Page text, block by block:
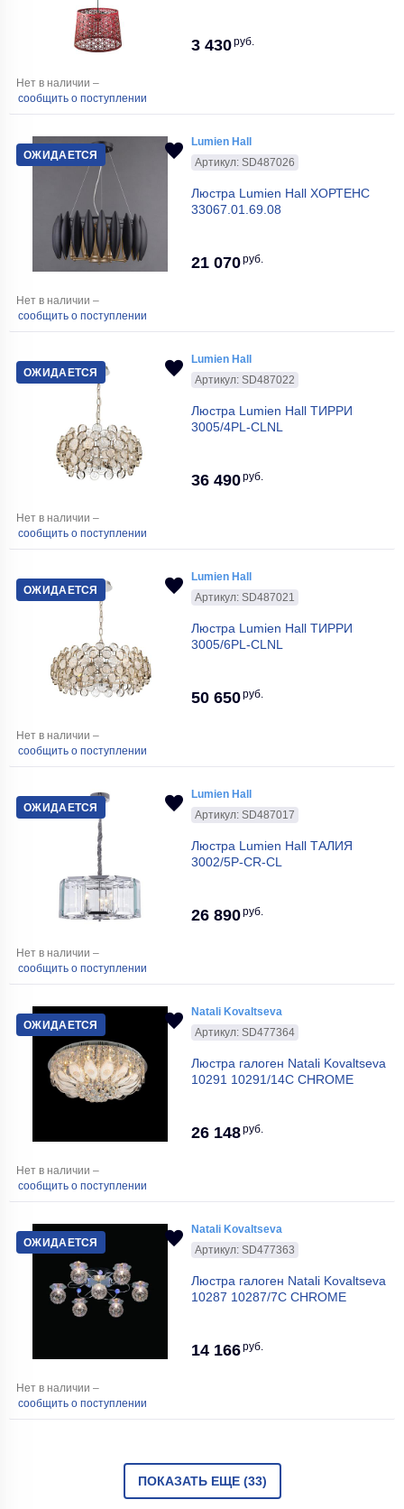
3 430руб.
Нет в наличии –
сообщить о поступлении
ОЖИДАЕТСЯ
Lumien Hall
Артикул: SD487026
Люстра Lumien Hall ХОРТЕНС
33067.01.69.08
21 070руб.
Нет в наличии –
сообщить о поступлении
ОЖИДАЕТСЯ
Lumien Hall
Артикул: SD487022
Люстра Lumien Hall ТИРРИ
3005/4PL-CLNL
36 490руб.
Нет в наличии –
сообщить о поступлении
ОЖИДАЕТСЯ
Lumien Hall
Артикул: SD487021
Люстра Lumien Hall ТИРРИ
3005/6PL-CLNL
50 650руб.
Нет в наличии –
сообщить о поступлении
ОЖИДАЕТСЯ
Lumien Hall
Артикул: SD487017
Люстра Lumien Hall ТАЛИЯ
3002/5P-CR-CL
26 890руб.
Нет в наличии –
сообщить о поступлении
ОЖИДАЕТСЯ
Natali Kovaltseva
Артикул: SD477364
Люстра галоген Natali Kovaltseva
10291 10291/14C CHROME
26 148руб.
Нет в наличии –
сообщить о поступлении
ОЖИДАЕТСЯ
Natali Kovaltseva
Артикул: SD477363
Люстра галоген Natali Kovaltseva
10287 10287/7C CHROME
14 166руб.
Нет в наличии –
сообщить о поступлении
ПОКАЗАТЬ ЕЩЕ (33)